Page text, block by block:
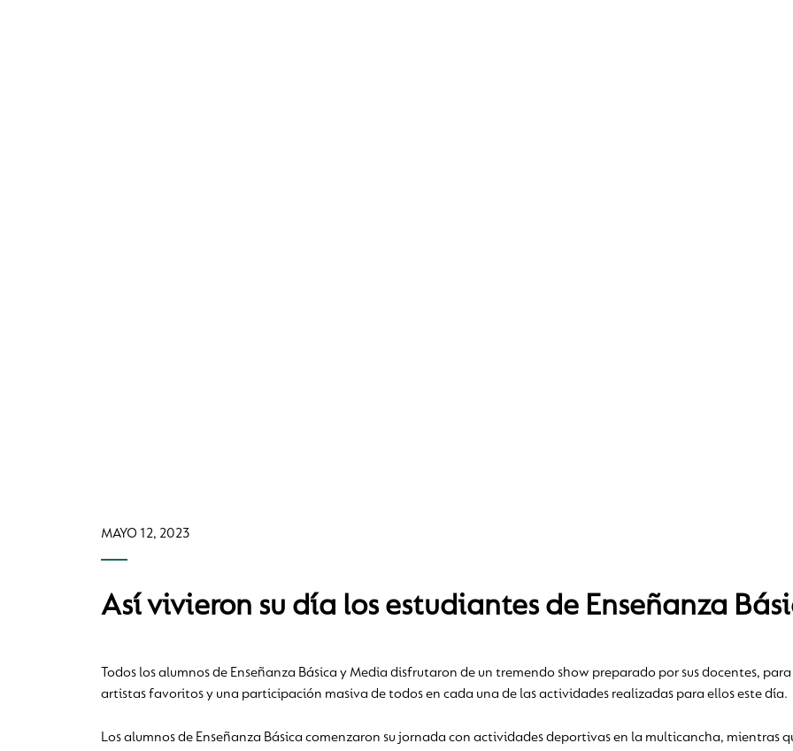
MAYO 12, 2023
Así vivieron su día los estudiantes de Enseñanza
Todos los alumnos de Enseñanza Básica y Media disfrutaron de un tremendo show preparado por sus docentes,
artistas favoritos y una participación masiva de todos en cada una de las actividades realizadas para ellos este día.
Los alumnos de Enseñanza Básica comenzaron su jornada con actividades deportivas en la multicancha, mientras